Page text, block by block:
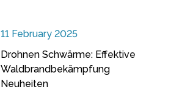
11 February 2025
Drohnen Schwärme: Effektive
Waldbrandbekämpfung
Neuheiten